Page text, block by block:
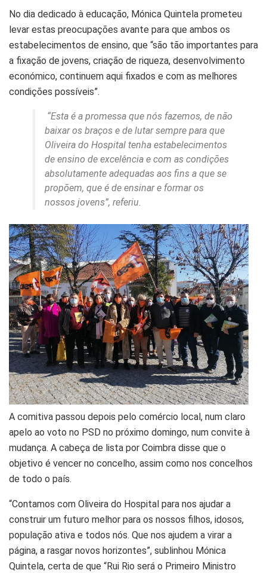
No dia dedicado à educação, Mónica Quintela prometeu
levar estas preocupações avante para que ambos os
estabelecimentos de ensino, que “são tão importantes para
a fixação de jovens, criação de riqueza, desenvolvimento
económico, continuem aqui fixados e com as melhores
condições possíveis”.
“Esta é a promessa que nós fazemos, de não
baixar os braços e de lutar sempre para que
Oliveira do Hospital tenha estabelecimentos
de ensino de excelência e com as condições
absolutamente adequadas aos fins a que se
propõem, que é de ensinar e formar os
nossos jovens”, referiu.
A comitiva passou depois pelo comércio local, num claro
apelo ao voto no PSD no próximo domingo, num convite à
mudança. A cabeça de lista por Coimbra disse que o
objetivo é vencer no concelho, assim como nos concelhos
de todo o país.
“Contamos com Oliveira do Hospital para nos ajudar a
construir um futuro melhor para os nossos filhos, idosos,
população ativa e todos nós. Que nos ajudem a virar a
página, a rasgar novos horizontes”, sublinhou Mónica
Quintela, certa de que “Rui Rio será o Primeiro Ministro